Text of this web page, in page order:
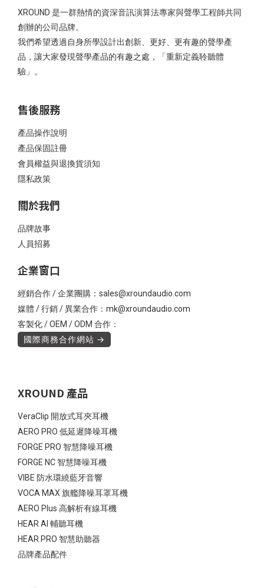
XROUND 是一群熱情的資深音訊演算法專家與聲學工程師共同
創辦的公司品牌。
我們希望透過自身所學設計出創新、更好、更有趣的聲學產
品，讓大家發現聲學產品的有趣之處，「重新定義聆聽體
驗」。
售後服務
產品操作說明
產品保固註冊
會員權益與退換貨須知
隱私政策
關於我們
品牌故事
人員招募
企業窗口
經銷合作 / 企業團購：sales@xroundaudio.com
媒體 / 行銷 / 異業合作：mk@xroundaudio.com
客製化 / OEM / ODM 合作：
國際商務合作網站 →
XROUND 產品
VeraClip 開放式耳夾耳機
AERO PRO 低延遲降噪耳機
FORGE PRO 智慧降噪耳機
FORGE NC 智慧降噪耳機
VIBE 防水環繞藍牙音響
VOCA MAX 旗艦降噪耳罩耳機
AERO Plus 高解析有線耳機
HEAR AI 輔聽耳機
HEAR PRO 智慧助聽器
品牌產品配件